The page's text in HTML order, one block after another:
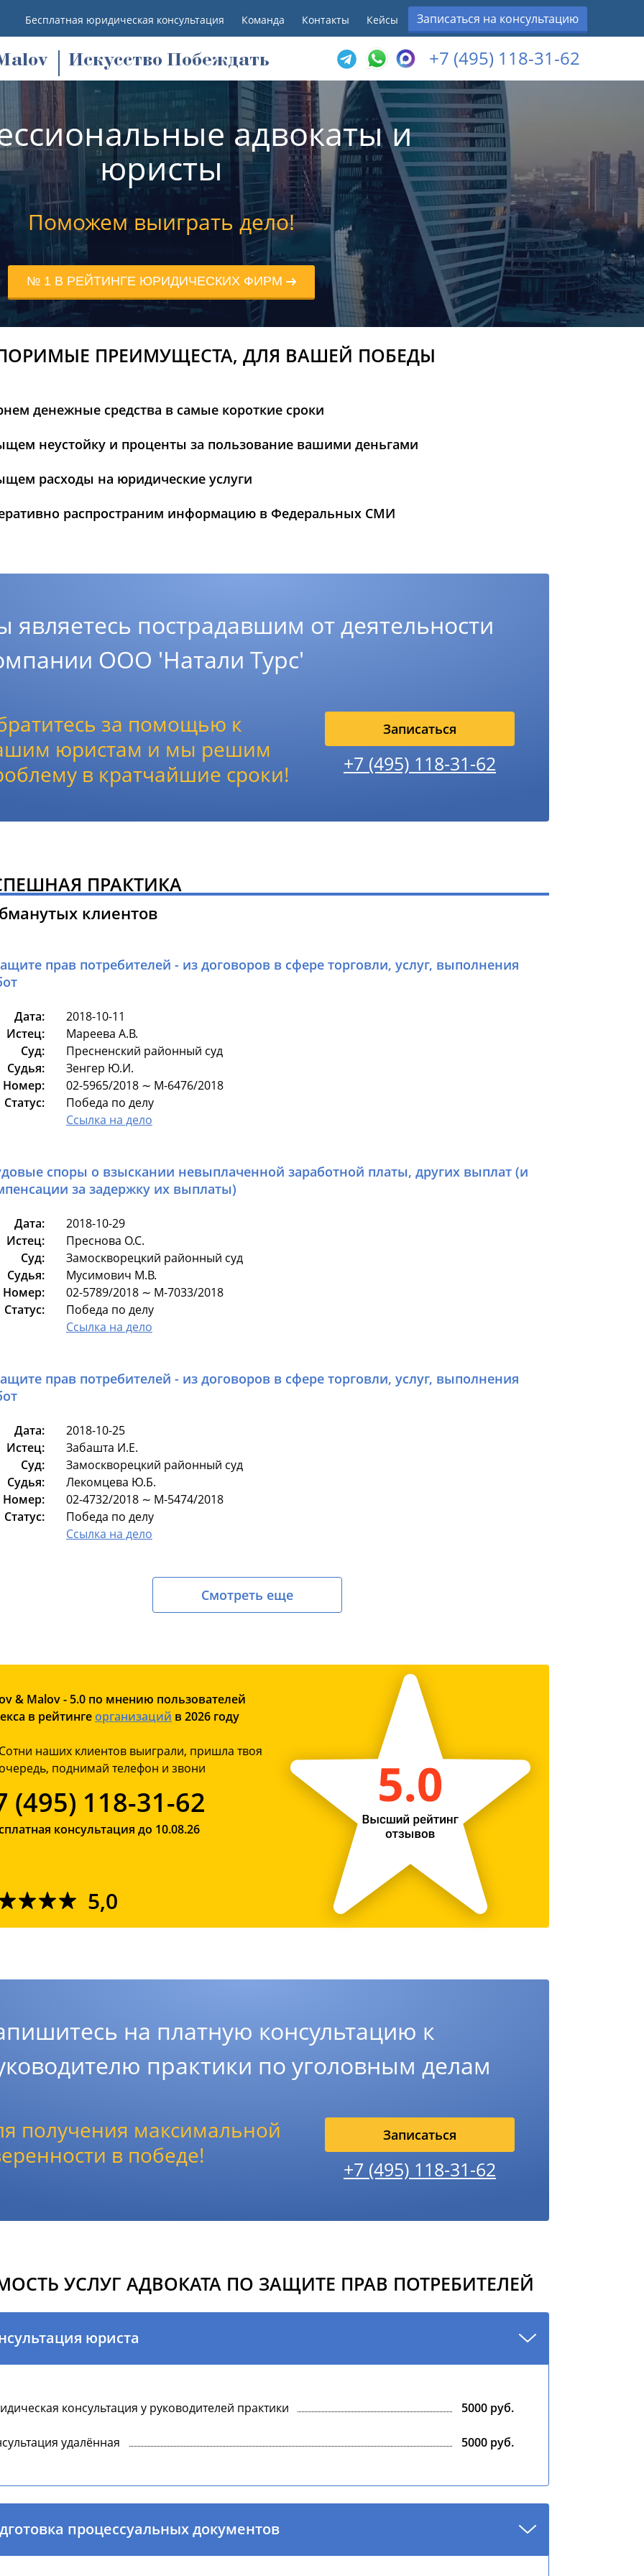
Бесплатная юридическая консультация Команда Контакты Кейсы Записаться на консультацию
alov Искусство Побеждать +7 (495) 118-31-62
адвокаты и
юристы
Поможем выиграть дело!
№ 1 В РЕЙТИНГЕ ЮРИДИЧЕСКИХ ФИРМ
ПРЕИМУЩЕСТА, ДЛЯ ВАШЕЙ ПОБЕДЫ
денежные средства в самые короткие сроки
неустойку и проценты за пользование вашими деньгами
расходы на юридические услуги
распространим информацию в Федеральных СМИ
являетесь пострадавшим от деятельности
ООО 'Натали Турс'
за помощью к
юристам и мы решим
в кратчайшие сроки!
Записаться
+7 (495) 118-31-62
ПРАКТИКА
клиентов
прав потребителей - из договоров в сфере торговли, услуг, выполнения
Дата:
2018-10-11
Истец:
Мареева А.В.
Суд:
Пресненский районный суд
Судья:
Зенгер Ю.И.
Номер:
02-5965/2018 ∼ М-6476/2018
Статус:
Победа по делу
Ссылка на дело
споры о взыскании невыплаченной заработной платы, других выплат (и
за задержку их выплаты)
Дата:
2018-10-29
Истец:
Преснова О.С.
Суд:
Замоскворецкий районный суд
Судья:
Мусимович М.В.
Номер:
02-5789/2018 ∼ М-7033/2018
Статус:
Победа по делу
Ссылка на дело
прав потребителей - из договоров в сфере торговли, услуг, выполнения
Дата:
2018-10-25
Истец:
Забашта И.Е.
Суд:
Замоскворецкий районный суд
Судья:
Лекомцева Ю.Б.
Номер:
02-4732/2018 ∼ М-5474/2018
Статус:
Победа по делу
Ссылка на дело
Смотреть еще
& Malov - 5.0 по мнению пользователей
в рейтингеорганизаций в 2026 году
Сотни наших клиентов выиграли, пришла твоя
очередь, поднимай телефон и звони
(495) 118-31-62
консультация до 10.08.26
5,0
на платную консультацию к
практики по уголовным делам
получения максимальной
в победе!
Записаться
+7 (495) 118-31-62
УСЛУГ АДВОКАТА ПО ЗАЩИТЕ ПРАВ ПОТРЕБИТЕЛЕЙ
юриста
консультация у руководителей практики 5000 руб.
удалённая 5000 руб.
процессуальных документов